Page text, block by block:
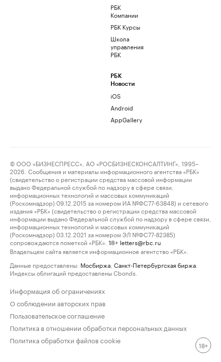
РБК
Компании
РБК Курсы
Школа
управления
РБК
РБК
Новости
iOS
Android
AppGallery
© ООО «БИЗНЕСПРЕСС», АО «РОСБИЗНЕСКОНСАЛТИНГ», 1995–
2026. Сообщения и материалы информационного агентства «РБК»
(свидетельство о регистрации средства массовой информации
выдано Федеральной службой по надзору в сфере связи,
информационных технологий и массовых коммуникаций
(Роскомнадзор) 09.12.2015 за номером ИА №ФС77-63848) и сетевого
издания «РБК» (свидетельство о регистрации средства массовой
информации выдано Федеральной службой по надзору в сфере связи,
информационных технологий и массовых коммуникаций
(Роскомнадзор) 03.12.2021 за номером ЭЛ №ФС77-82385)
сопровождаются пометкой «РБК».
18+ letters@rbc.ru
Владельцем сайта является информационное агентство «РБК».
Данные предоставлены: Мосбиржа Санкт-Петербургская биржа
Индексы облигаций предоставлены Cbonds.
Информация об ограничениях
О соблюдении авторских прав
Пользовательское соглашение
Политика в отношении обработки персональных данных
Политика обработки файлов cookie
18+